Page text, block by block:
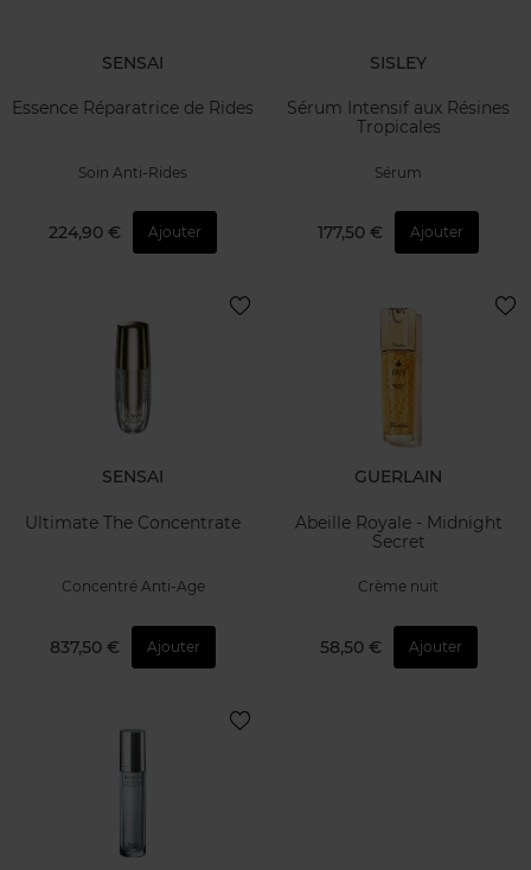
SENSAI
Essence Réparatrice de Rides
Soin Anti-Rides
224,90 € Ajouter
SISLEY
Sérum Intensif aux Résines
Tropicales
Sérum
177,50 € Ajouter
SENSAI
Ultimate The Concentrate
Concentré Anti-Age
837,50 € Ajouter
GUERLAIN
Abeille Royale - Midnight
Secret
Crème nuit
58,50 € Ajouter